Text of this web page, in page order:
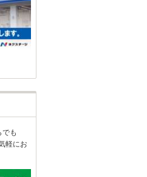
でも
軽にお